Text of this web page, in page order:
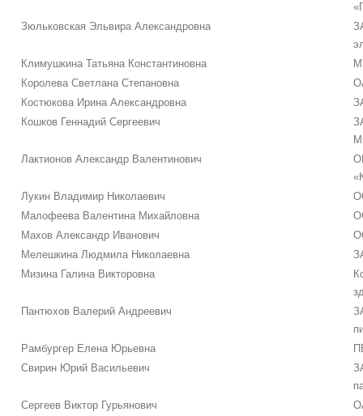
Зюльковская Эльвира Александровна
Климушкина Татьяна Константиновна
Королева Светлана Степановна
Костюкова Ирина Александровна
Кошков Геннадий Сергеевич
Лактионов Александр Валентинович
Лукин Владимир Николаевич
Малофеева Валентина Михайловна
Махов Александр Иванович
Мелешкина Людмила Николаевна
Мизина Галина Викторовна
Пантюхов Валерий Андреевич
Рамбургер Елена Юрьевна
Свирин Юрий Васильевич
Сергеев Виктор Гурьянович